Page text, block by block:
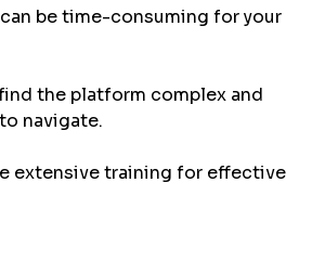
be time-consuming for your
the platform complex and
navigate.
extensive training for effective